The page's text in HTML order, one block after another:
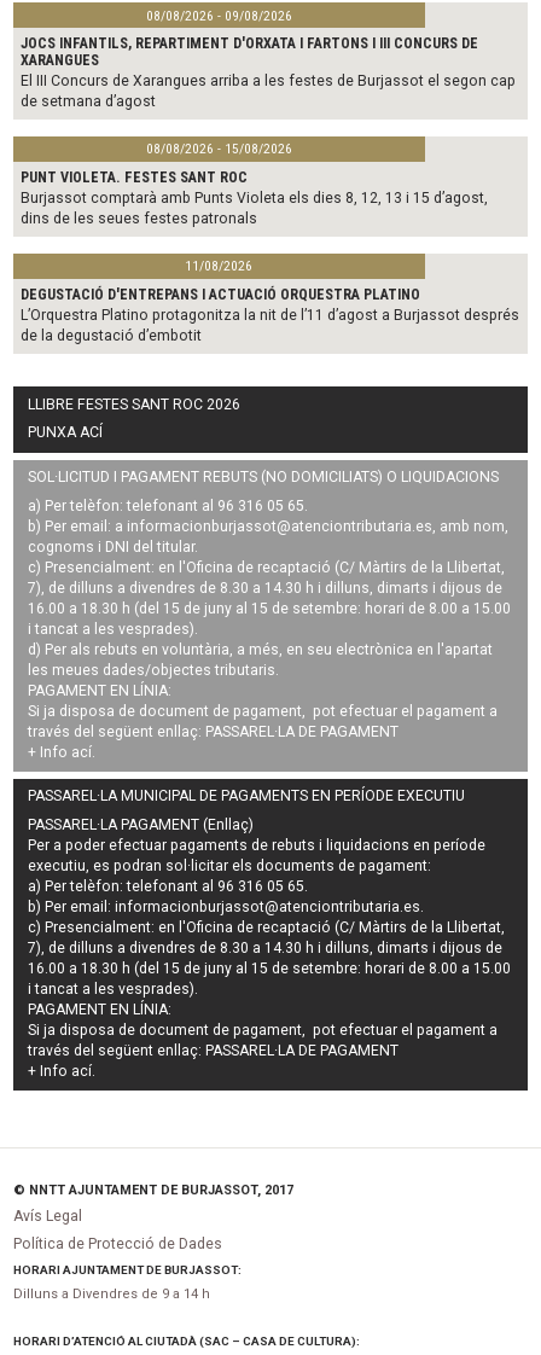
08/08/2026 - 09/08/2026
JOCS INFANTILS, REPARTIMENT D'ORXATA I FARTONS I III CONCURS DE
XARANGUES
El III Concurs de Xarangues arriba a les festes de Burjassot el segon cap
de setmana d’agost
08/08/2026 - 15/08/2026
PUNT VIOLETA. FESTES SANT ROC
Burjassot comptarà amb Punts Violeta els dies 8, 12, 13 i 15 d’agost,
dins de les seues festes patronals
11/08/2026
DEGUSTACIÓ D'ENTREPANS I ACTUACIÓ ORQUESTRA PLATINO
L’Orquestra Platino protagonitza la nit de l’11 d’agost a Burjassot després
de la degustació d’embotit
LLIBRE FESTES SANT ROC 2026
PUNXA ACÍ
SOL·LICITUD I PAGAMENT REBUTS (NO DOMICILIATS) O LIQUIDACIONS
a) Per telèfon: telefonant al 96 316 05 65.
b) Per email: a informacionburjassot@atenciontributaria.es , amb nom,
cognoms i DNI del titular.
c) Presencialment: en l'Oficina de recaptació (C/ Màrtirs de la Llibertat,
7), de dilluns a divendres de 8.30 a 14.30 h i dilluns, dimarts i dijous de
16.00 a 18.30 h (del 15 de juny al 15 de setembre: horari de 8.00 a 15.00
i tancat a les vesprades).
d) Per als rebuts en voluntària, a més, en seu electrònica en l'apartat
les meues dades/objectes tributaris.
PAGAMENT EN LÍNIA:
Si ja disposa de document de pagament, pot efectuar el pagament a
través del següent enllaç: PASSAREL·LA DE PAGAMENT
+ Info ací
PASSAREL·LA MUNICIPAL DE PAGAMENTS EN PERÍODE EXECUTIU
PASSAREL·LA PAGAMENT (Enllaç)
Per a poder efectuar pagaments derebuts i liquidacions en període
executiu, es podran sol·licitar els documents de pagament:
a) Per telèfon: telefonant al 96 316 05 65.
b) Per email:informacionburjassot@atenciontributaria.es.
c) Presencialment: en l'Oficina de recaptació (C/ Màrtirs de la Llibertat,
7), de dilluns a divendres de 8.30 a 14.30 h i dilluns, dimarts i dijous de
16.00 a 18.30 h (del 15 de juny al 15 de setembre: horari de 8.00 a 15.00
i tancat a les vesprades).
PAGAMENT EN LÍNIA:
Si ja disposa de document de pagament, pot efectuar el pagament a
través del següent enllaç: PASSAREL·LA DE PAGAMENT
+ Info ací.
© NNTT AJUNTAMENT DE BURJASSOT, 2017
Avís Legal
Política de Protecció de Dades
HORARI AJUNTAMENT DE BURJASSOT:
Dilluns a Divendres de 9 a 14 h
HORARI D’ATENCIÓ AL CIUTADÀ (SAC – CASA DE CULTURA):